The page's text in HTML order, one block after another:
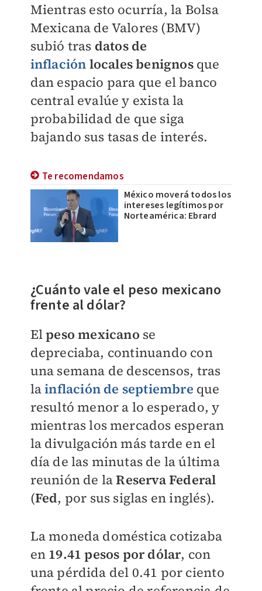
Mientras esto ocurría, la Bolsa
Mexicana de Valores (BMV)
subió tras datos de
inflación locales benignosque
dan espacio para que el banco
central evalúe y exista la
probabilidad de que siga
bajando sus tasas de interés.
Te recomendamos
México moverá todos los
intereses legítimos por
Norteamérica: Ebrard
¿Cuánto vale el peso mexicano
frente al dólar?
Elpeso mexicano se
depreciaba, continuando con
una semana de descensos, tras
lainflación de septiembre que
resultó menor a lo esperado, y
mientras los mercados esperan
la divulgación más tarde en el
día de las minutas de la última
reunión de laReserva Federal
(Fed, por sus siglas en inglés).
La moneda doméstica cotizaba
en 19.41 pesos por dólar, con
una pérdida del 0.41 por ciento